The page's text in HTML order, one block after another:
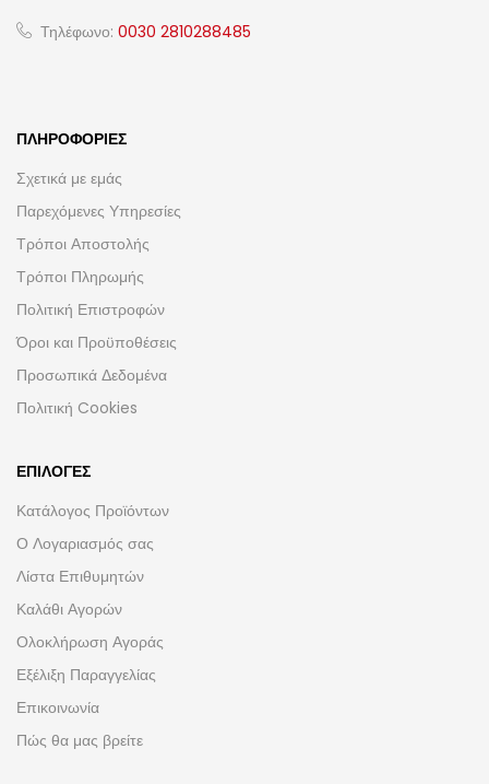
Τηλέφωνο: 0030 2810288485
ΠΛΗΡΟΦΟΡΊΕΣ
Σχετικά με εμάς
Παρεχόμενες Υπηρεσίες
Τρόποι Αποστολής
Τρόποι Πληρωμής
Πολιτική Επιστροφών
Όροι και Προϋποθέσεις
Προσωπικά Δεδομένα
Πολιτική Cookies
ΕΠΙΛΟΓΈΣ
Κατάλογος Προϊόντων
Ο Λογαριασμός σας
Λίστα Επιθυμητών
Καλάθι Αγορών
Ολοκλήρωση Αγοράς
Εξέλιξη Παραγγελίας
Επικοινωνία
Πώς θα μας βρείτε